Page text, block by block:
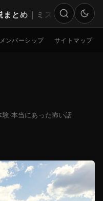
とめ｜ミステリー
検索
メンバーシップ サイトマップ
験·本当にあった怖い話